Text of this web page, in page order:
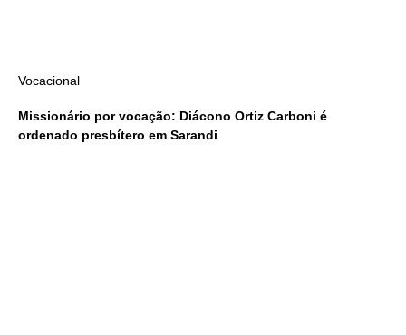
Vocacional
Missionário por vocação: Diácono Ortiz Carboni é
ordenado presbítero em Sarandi